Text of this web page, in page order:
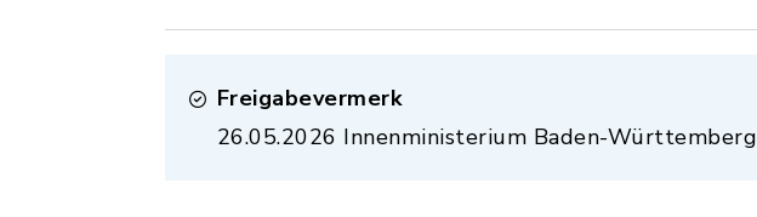
Freigabevermerk
26.05.2026 Innenministerium Baden-Württemberg